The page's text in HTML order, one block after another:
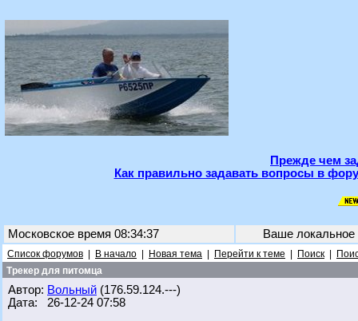
Прежде чем
Как правильно задавать вопросы в
Московское время 08:34:37 Ваше
Список форумов В начало Новая тема Перейти к теме Поиск
Трекер для питомца
Автор: Вольный (176.59.124.---)
Дата: 26-12-24 07:58